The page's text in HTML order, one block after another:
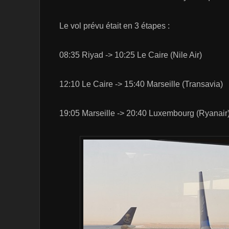
Le vol prévu était en 3 étapes :
08:35 Riyad -> 10:25 Le Caire (Nile Air)
12:10 Le Caire -> 15:40 Marseille (Transavia)
19:05 Marseille -> 20:40 Luxembourg